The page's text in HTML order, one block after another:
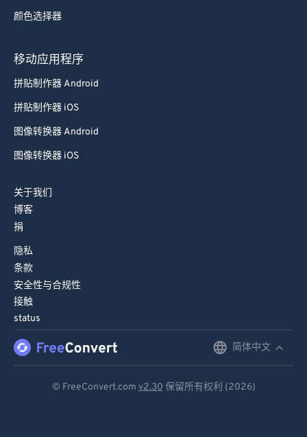
颜色选择器
移动应用程序
拼贴制作器 Android
拼贴制作器 iOS
图像转换器 Android
图像转换器 iOS
关于我们
博客
捐
隐私
条款
安全性与合规性
接触
status
简体中文
© FreeConvert.com v2.30 保留所有权利 (2026)